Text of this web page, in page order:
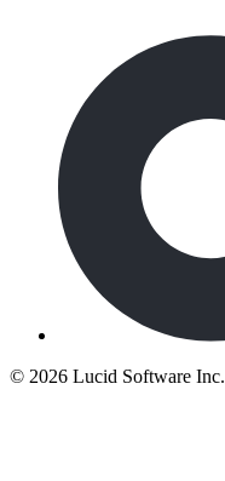
© 2026 Lucid Software Inc.